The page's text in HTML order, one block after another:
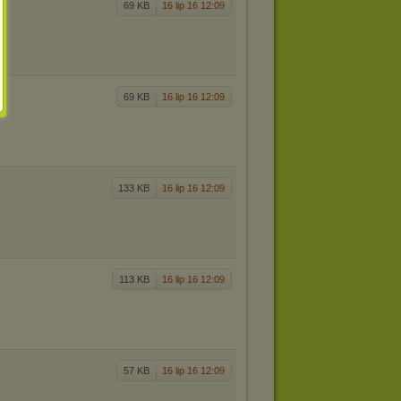
69 KB 16 lip 16 12:09
69 KB 16 lip 16 12:09
133 KB 16 lip 16 12:09
113 KB 16 lip 16 12:09
57 KB 16 lip 16 12:09